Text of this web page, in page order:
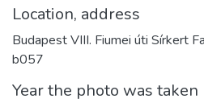
Location, address
Budapest VIII. Fiumei úti Sírkert
b057
Year the photo was taken